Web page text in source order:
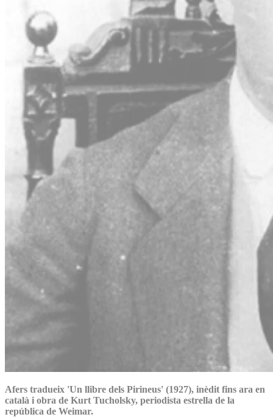
Afers tradueix 'Un llibre dels Pirineus' (1927), inèdit fins ara en
català i obra de Kurt Tucholsky, periodista estrella de la
república de Weimar.